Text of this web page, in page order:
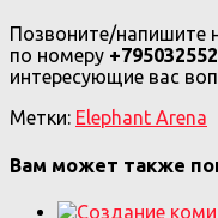
Позвоните/напишите
по номеру
интересующие вас
Метки: Elephant Arena
Вам может также